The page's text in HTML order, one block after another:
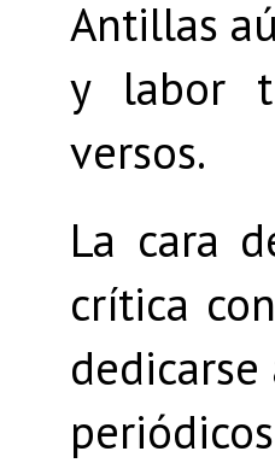
Antillas
y labor
versos.
La cara
crítica